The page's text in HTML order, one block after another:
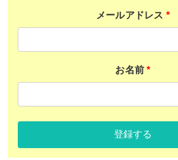
メールアドレス*
お名前*
登録する